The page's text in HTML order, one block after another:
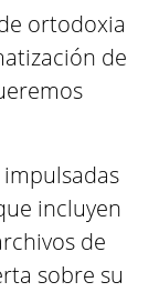
ortodoxia
de
incluyen
de
sobre su